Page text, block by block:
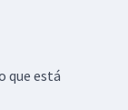
que está